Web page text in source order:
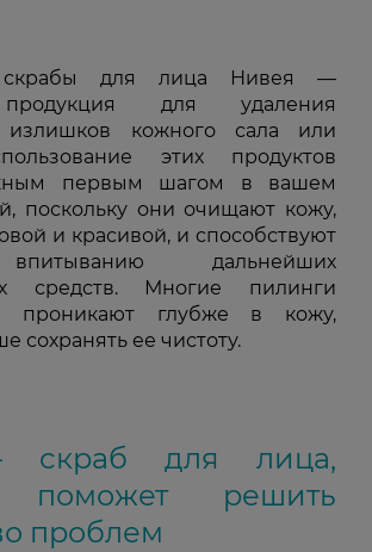
для лица Нивея —
для удаления
излишков кожного сала или
этих продуктов
первым шагом в вашем
поскольку они очищают кожу,
и красивой, и способствуют
дальнейших
средств. Многие пилинги
проникают глубже в кожу,
сохранять ее чистоту.
скраб для лица,
поможет решить
проблем